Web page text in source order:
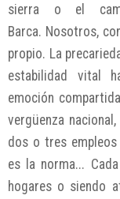
sierra o el
Barca. Nosotros,
propio. La
estabilidad vital
emoción
vergüenza
dos o tres empleos
es la norma...
hogares o siendo